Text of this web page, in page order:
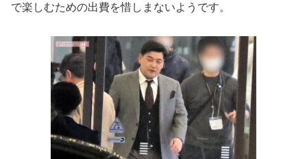
で楽しむための出費を惜しまないようです。